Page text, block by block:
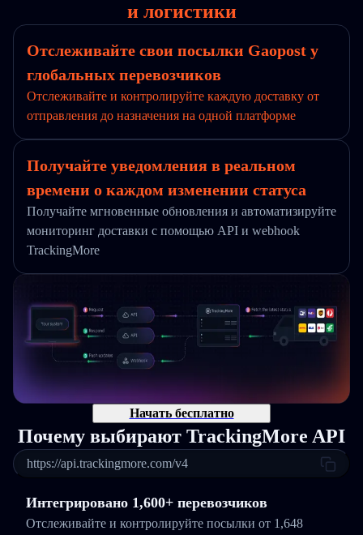
и логистики
Отслеживайте свои посылки Gaopost у
глобальных перевозчиков
Отслеживайте и контролируйте каждую доставку от
отправления до назначения на одной платформе
Получайте уведомления в реальном
времени о каждом изменении статуса
Получайте мгновенные обновления и автоматизируйте
мониторинг доставки с помощью API и webhook
TrackingMore
Начать бесплатно
Почему выбирают TrackingMore API
https://api.trackingmore.com/v4
Интегрировано 1,600+ перевозчиков
Отслеживайте и контролируйте посылки от 1,648